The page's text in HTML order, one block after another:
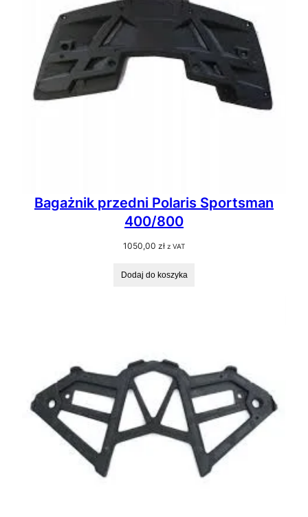
Bagażnik przedni Polaris Sportsman
400/800
1050,00 zł z VAT
Dodaj do koszyka